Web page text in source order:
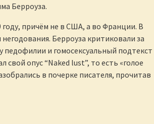
Берроуза.
причём не в США, а во Франции. В
Берроуза критиковали за
педофилии и гомосексуальный подтекст
свой опус “Naked lust”, то есть «голое
в почерке писателя, прочитав